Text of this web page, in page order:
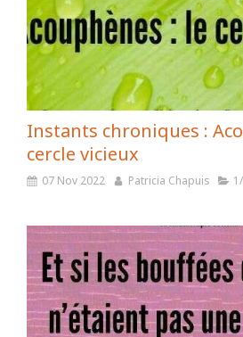
Instants chroniques :
cercle vicieux
07 Nov 2022 Patricia Chapuis